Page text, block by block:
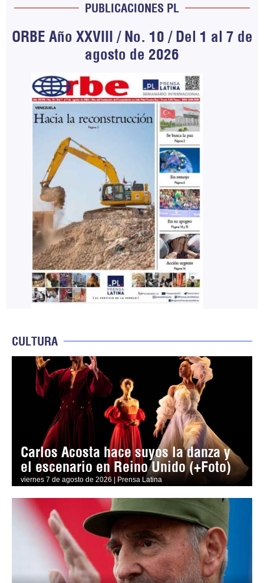
PUBLICACIONES PL
ORBE Año XXVIII / No. 10 / Del 1 al 7 de
agosto de 2026
CULTURA
Carlos Acosta hace suyos la danza y
el escenario en Reino Unido (+Foto)
viernes 7 de agosto de 2026 | Prensa Latina